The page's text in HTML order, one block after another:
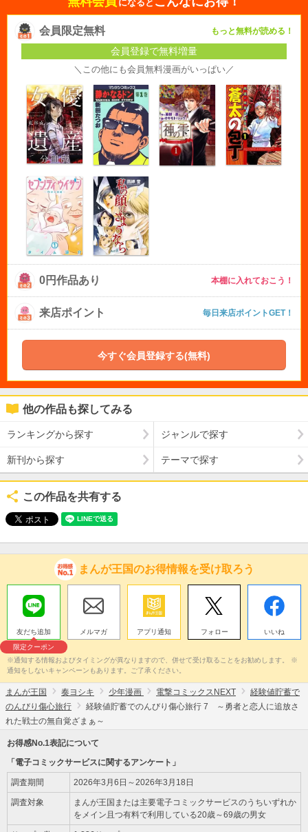
になると
会員限定無料 もっと無料が読める！
会員登録で無料増量
＼この他にも会員無料漫画がいっぱい／
0円作品あり 本棚に入れておこう！
来店ポイント 毎日来店ポイントGET！
今すぐ会員登録する(無料)
他の作品も探してみる
ランキングから探す ジャンルで探す
新刊から探す テーマで探す
この作品を共有する
まんが王国のお得情報を受け取ろう
友だち追加
限定クーポン
メルマガ アプリ通知 フォロー いいね
※通知する情報およびタイミングが異なりますので、併せて受け取ることをお勧めします。 ※
通知をしないキャンペーンもあります。ご了承ください。
まんが王国 奏ヨシキ 少年漫画 電撃コミックスNEXT
経験値貯蓄で
のんびり傷心旅行
経験値貯蓄でのんびり傷心旅行 7 ～勇者と恋人に追放さ
れた戦士の無自覚ざまぁ～
お得感No.1表記について
「電子コミックサービスに関するアンケート」
調査期間 2026年3月6日～2026年3月18日
調査対象
まんが王国または主要電子コミックサービスのうちいずれか
をメイン且つ有料で利用している20歳～69歳の男女